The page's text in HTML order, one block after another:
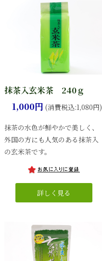
抹茶入玄米茶 240ｇ
1,000円 (消費税込:1,080円)
抹茶の水色が鮮やかで美しく、
外国の方にも人気のある抹茶入
の玄米茶です。